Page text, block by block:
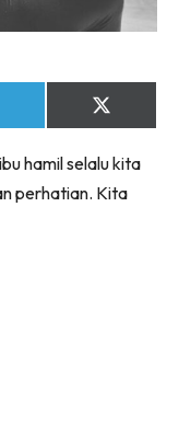
Share
on
(Twitter)
hamil selalu kita
perhatian. Kita